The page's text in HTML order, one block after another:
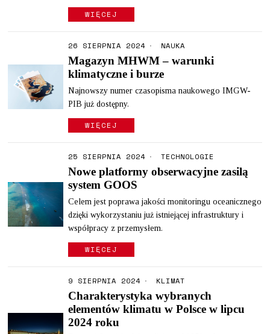
WIĘCEJ
26 SIERPNIA 2024 NAUKA
Magazyn MHWM – warunki
klimatyczne i burze
Najnowszy numer czasopisma naukowego IMGW-
PIB już dostępny.
WIĘCEJ
25 SIERPNIA 2024 TECHNOLOGIE
Nowe platformy obserwacyjne zasilą
system GOOS
Celem jest poprawa jakości monitoringu oceanicznego
dzięki wykorzystaniu już istniejącej infrastruktury i
współpracy z przemysłem.
WIĘCEJ
9 SIERPNIA 2024 KLIMAT
Charakterystyka wybranych
elementów klimatu w Polsce w lipcu
2024 roku